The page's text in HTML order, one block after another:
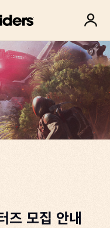
즈 모집 안내